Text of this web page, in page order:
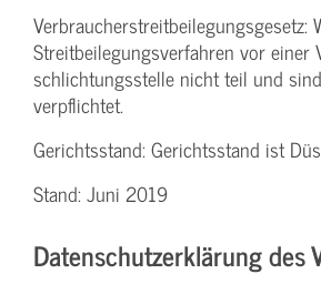
Verbraucher­streitbeilegungs­gesetz:
Streit­beilegungs­verfahren vor einer
schlichtungs­stelle nicht teil und
verpflichtet.
Gerichtsstand: Gerichtsstand ist
Stand: Juni 2019
Datenschutzerklärung des